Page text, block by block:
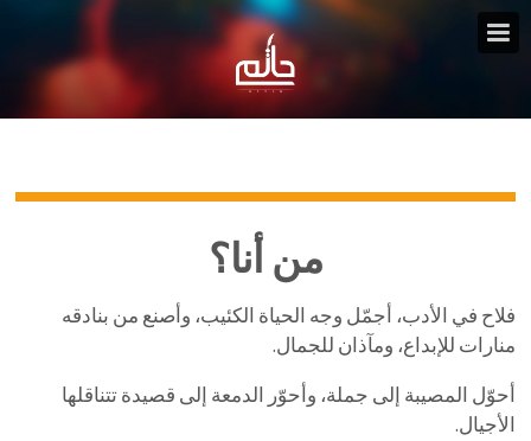
من أنا؟
فلاح في الأدب، أجمّل وجه الحياة الكئيب، وأصنع من بنادقه
منارات للإبداع، ومآذان للجمال.
أحوّل المصيبة إلى جملة، وأحوّر الدمعة إلى قصيدة تتناقلها
الأجيال.